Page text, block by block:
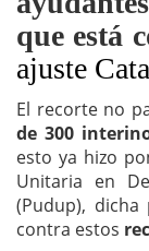
que está
ajuste
El recorte no
de 300
esto ya hizo
Unitaria en
(Pudup), dicha
contra estos